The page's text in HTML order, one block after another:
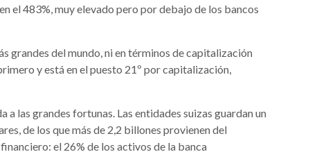
el 483%, muy elevado pero por debajo de los bancos
grandes del mundo, ni en términos de capitalización
y está en el puesto 21º por capitalización,
a las grandes fortunas. Las entidades suizas guardan un
de los que más de 2,2 billones provienen del
el 26% de los activos de la banca